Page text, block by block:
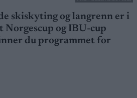
skiskyting og langrenn er i
Norgescup og IBU-cup
du programmet for